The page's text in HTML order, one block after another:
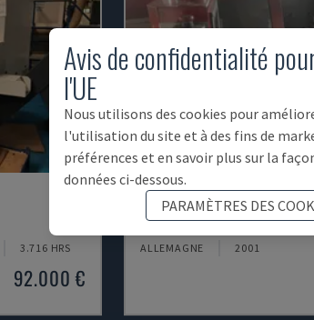
3.716 HRS
92.000 €
EMCOMAT 200X1000
EMCO - TOUR HORIZONTAL
ALLEMAGNE 2001
Avis de confidentialité
l'UE
Nous utilisons des cookies pour
l'utilisation du site et à des fins de
préférences et en savoir plus sur la
données ci-dessous.
PARAMÈTRES DES